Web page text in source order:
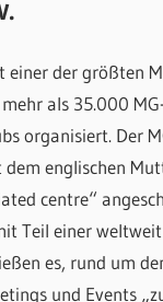
einer der größten
als 35.000
organisiert. Der
dem englischen
centre“
Teil einer
es, rund um
und Events